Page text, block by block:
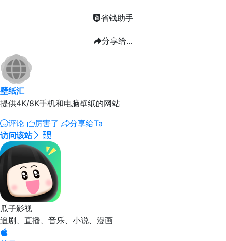
省钱助手
分享给...
壁纸汇
提供4K/8K手机和电脑壁纸的网站
评论
厉害了
分享给Ta
访问该站
瓜子影视
追剧、直播、音乐、小说、漫画